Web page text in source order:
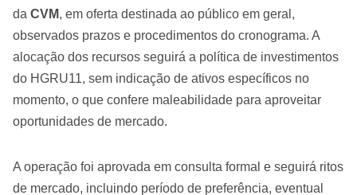
da CVM, em oferta destinada ao público em geral,
observados prazos e procedimentos do cronograma. A
alocação dos recursos seguirá a política de investimentos
do HGRU11, sem indicação de ativos específicos no
momento, o que confere maleabilidade para aproveitar
oportunidades de mercado.
A operação foi aprovada em consulta formal e seguirá ritos
de mercado, incluindo período de preferência, eventual